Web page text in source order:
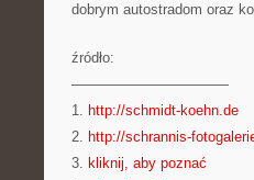
dobrym autostradom oraz
źródło:
———————————
1. http://schmidt-koehn.de
2. http://schrannis-
3. kliknij, aby poznać